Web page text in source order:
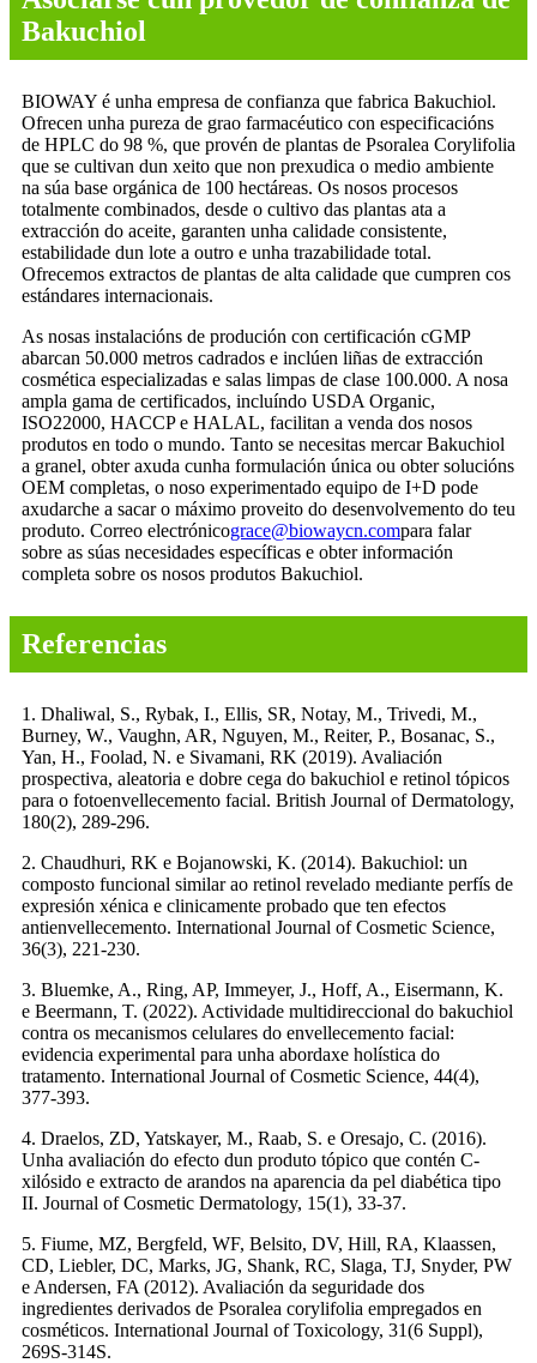
Bakuchiol
BIOWAY é unha empresa de confianza que fabrica Bakuchiol.
Ofrecen unha pureza de grao farmacéutico con especificacións
de HPLC do 98 %, que provén de plantas de Psoralea Corylifolia
que se cultivan dun xeito que non prexudica o medio ambiente
na súa base orgánica de 100 hectáreas. Os nosos procesos
totalmente combinados, desde o cultivo das plantas ata a
extracción do aceite, garanten unha calidade consistente,
estabilidade dun lote a outro e unha trazabilidade total.
Ofrecemos extractos de plantas de alta calidade que cumpren cos
estándares internacionais.
As nosas instalacións de produción con certificación cGMP
abarcan 50.000 metros cadrados e inclúen liñas de extracción
cosmética especializadas e salas limpas de clase 100.000. A nosa
ampla gama de certificados, incluíndo USDA Organic,
ISO22000, HACCP e HALAL, facilitan a venda dos nosos
produtos en todo o mundo. Tanto se necesitas mercar Bakuchiol
a granel, obter axuda cunha formulación única ou obter solucións
OEM completas, o noso experimentado equipo de I+D pode
axudarche a sacar o máximo proveito do desenvolvemento do teu
produto. Correo electrónicograce@biowaycn.compara falar
sobre as súas necesidades específicas e obter información
completa sobre os nosos produtos Bakuchiol.
Referencias
1. Dhaliwal, S., Rybak, I., Ellis, SR, Notay, M., Trivedi, M.,
Burney, W., Vaughn, AR, Nguyen, M., Reiter, P., Bosanac, S.,
Yan, H., Foolad, N. e Sivamani, RK (2019). Avaliación
prospectiva, aleatoria e dobre cega do bakuchiol e retinol tópicos
para o fotoenvellecemento facial. British Journal of Dermatology,
180(2), 289-296.
2. Chaudhuri, RK e Bojanowski, K. (2014). Bakuchiol: un
composto funcional similar ao retinol revelado mediante perfís de
expresión xénica e clinicamente probado que ten efectos
antienvellecemento. International Journal of Cosmetic Science,
36(3), 221-230.
3. Bluemke, A., Ring, AP, Immeyer, J., Hoff, A., Eisermann, K.
e Beermann, T. (2022). Actividade multidireccional do bakuchiol
contra os mecanismos celulares do envellecemento facial:
evidencia experimental para unha abordaxe holística do
tratamento. International Journal of Cosmetic Science, 44(4),
377-393.
4. Draelos, ZD, Yatskayer, M., Raab, S. e Oresajo, C. (2016).
Unha avaliación do efecto dun produto tópico que contén C-
xilósido e extracto de arandos na aparencia da pel diabética tipo
II. Journal of Cosmetic Dermatology, 15(1), 33-37.
5. Fiume, MZ, Bergfeld, WF, Belsito, DV, Hill, RA, Klaassen,
CD, Liebler, DC, Marks, JG, Shank, RC, Slaga, TJ, Snyder, PW
e Andersen, FA (2012). Avaliación da seguridade dos
ingredientes derivados de Psoralea corylifolia empregados en
cosméticos. International Journal of Toxicology, 31(6 Suppl),
269S-314S.